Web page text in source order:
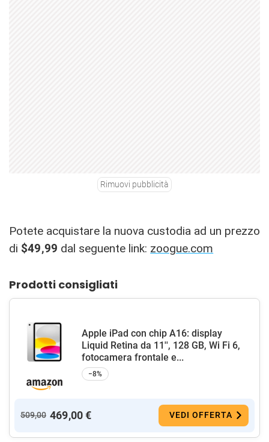
Rimuovi pubblicità
Potete acquistare la nuova custodia ad un prezzo
di $49,99 dal seguente link: zoogue.com
Prodotti consigliati
Apple iPad con chip A16: display
Liquid Retina da 11'', 128 GB, Wi Fi 6,
fotocamera frontale e...
−8%
509,00 469,00 € VEDI OFFERTA